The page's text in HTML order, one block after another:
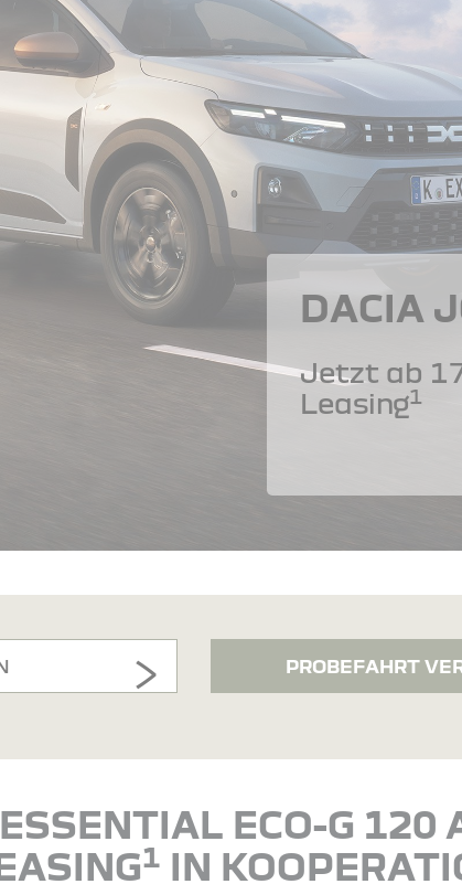
DACIA
Jetzt ab
Leasing1
PROBEFAHRT
ECO-G 120
1 IN